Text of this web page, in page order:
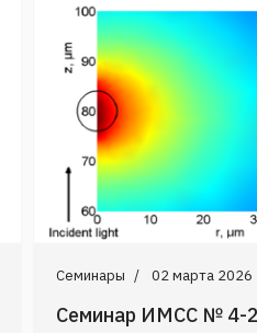
Семинары 02 марта 2026
Семинар ИМСС № 4-